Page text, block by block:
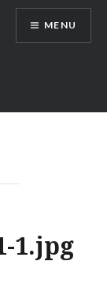
MENU
1.jpg